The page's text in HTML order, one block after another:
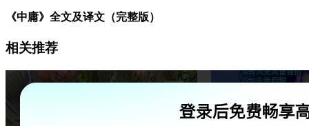
《中庸》全文及译文（完整版）
相关推荐